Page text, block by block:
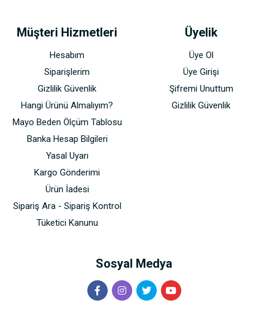
Müşteri Hizmetleri
Hesabım
Siparişlerim
Gizlilik Güvenlik
Hangi Ürünü Almalıyım?
Mayo Beden Ölçüm Tablosu
Banka Hesap Bilgileri
Yasal Uyarı
Kargo Gönderimi
Ürün İadesi
Sipariş Ara - Sipariş Kontrol
Tüketici Kanunu
Üyelik
Üye Ol
Üye Girişi
Şifremi Unuttum
Gizlilik Güvenlik
Sosyal Medya